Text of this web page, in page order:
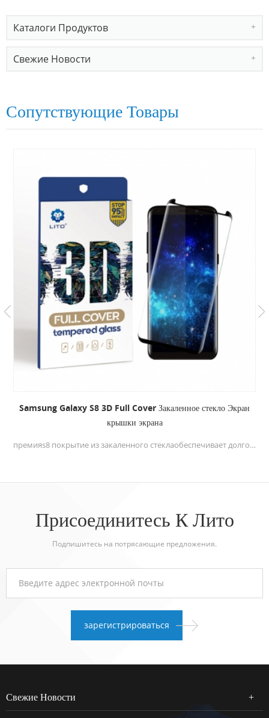
Каталоги Продуктов
Свежие Новости
Сопутствующие Товары
Samsung Galaxy S8 3D Full Cover Закаленное стекло Экран
крышки экрана
премияs8 покрытие из закаленного стеклаобеспечивает долговечность и обеспечивает беспрецедентную защиту от царапин. Стекло с полным клеем обеспечит лучшее касание для вашего мобильного телефона.
Присоединитесь К Лито
Подпишитесь на потрясающие предложения.
Свежие Новости